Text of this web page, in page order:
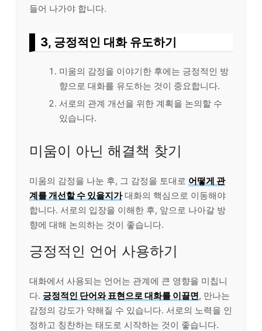
들어 나가야 합니다.
3, 긍정적인 대화 유도하기
미움의 감정을 이야기한 후에는 긍정적인 방
향으로 대화를 유도하는 것이 중요합니다.
서로의 관계 개선을 위한 계획을 논의할 수
있습니다.
미움이 아닌 해결책 찾기
미움의 감정을 나눈 후, 그 감정을 토대로 어떻게 관
계를 개선할 수 있을지가대화의 핵심으로 이동해야
합니다. 서로의 입장을 이해한 후, 앞으로 나아갈 방
향에 대해 논의하는 것이 좋습니다.
긍정적인 언어 사용하기
대화에서 사용되는 언어는 관계에 큰 영향을 미칩니
다. 긍정적인 단어와 표현으로 대화를 이끌면, 만나는
감정의 강도가 약해질 수 있습니다. 서로의 노력을 인
정하고 칭찬하는 태도로 시작하는 것이 좋습니다.